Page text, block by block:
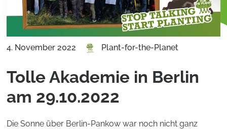
4. November 2022 Plant-for-the-Planet
Tolle Akademie in Berlin
am 29.10.2022
Die Sonne über Berlin-Pankow war noch nicht ganz